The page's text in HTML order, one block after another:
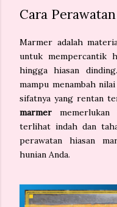
Cara
Marmer adalah
untuk mempercantik
hingga hiasan
mampu menambah
sifatnya yang rentan
marmer
terlihat indah dan
perawatan hiasan
hunian Anda.